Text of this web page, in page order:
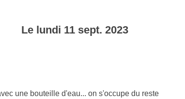
Le lundi 11 sept. 2023
une bouteille d'eau... on s'occupe du reste